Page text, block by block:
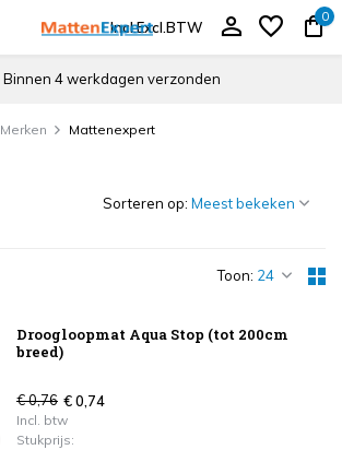
Incl.Excl.BTW
0
Binnen 4 werkdagen verzonden
Merken Mattenexpert
Toon:
Sorteren op:
Droogloopmat Aqua Stop (tot 200cm
breed)
€ 0,76 € 0,74
Incl. btw
Stukprijs: